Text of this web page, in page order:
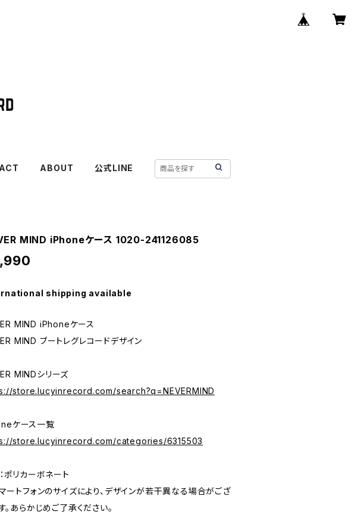
ABOUT 公式LINE
MIND iPhoneケース 1020-241126085
shipping available
MIND iPhoneケース
MIND ブートレグレコードデザイン
MINDシリーズ
store.lucyinrecord.com/search?q=NEVERMIND
ケース一覧
store.lucyinrecord.com/categories/6315503
ポリカーボネート
ートフォンのサイズにより、デザインが若干異なる場合がござ
。あらかじめご了承ください。